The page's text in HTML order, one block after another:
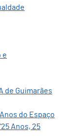
e
de Guimarães
do Espaço
Anos, 25